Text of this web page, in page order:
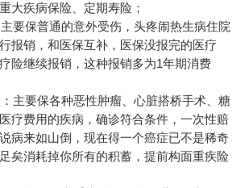
大疾病保险、定期寿险；
保普通的意外受伤，头疼闹热生病住院
报销，和医保互补，医保没报完的医疗
险继续报销，这种报销多为1年期消费
要保各种恶性肿瘤、心脏搭桥手术、糖
疗费用的疾病，确诊符合条件，一次性赔
病来如山倒，现在得一个癌症已不是稀奇
矣消耗掉你所有的积蓄，提前构面重疾险